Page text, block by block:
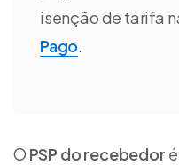
isenção de tarifa
Pago.
O PSP do recebedor